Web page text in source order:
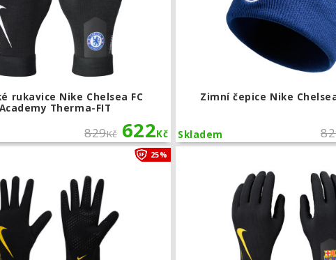
rukavice Nike Chelsea FC
Academy Therma-FIT
829Kč 622Kč
Zimní čepice Nike
Skladem
25% Dětské hráčské rukavice Nike FC